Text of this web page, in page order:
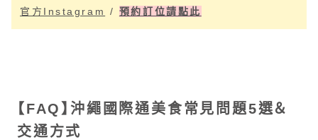
官方Instagram
/ 預約訂位請點此
【FAQ】沖繩國際通美食常見問題5選＆
交通方式